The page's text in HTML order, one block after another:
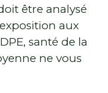
être analysé
aux
santé de la
ne vous